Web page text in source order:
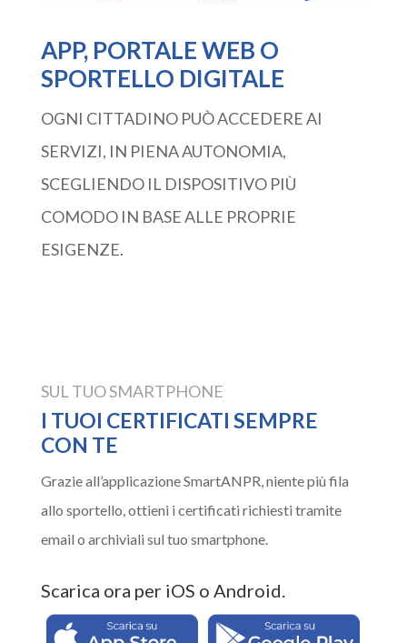
APP, PORTALE WEB O
SPORTELLO DIGITALE
OGNI CITTADINO PUÒ ACCEDERE AI
SERVIZI, IN PIENA AUTONOMIA,
SCEGLIENDO IL DISPOSITIVO PIÙ
COMODO IN BASE ALLE PROPRIE
ESIGENZE.
SUL TUO SMARTPHONE
I TUOI CERTIFICATI SEMPRE
CON TE
Grazie all’applicazione SmartANPR, niente più fila
allo sportello, ottieni i certificati richiesti tramite
email o archiviali sul tuo smartphone.
Scarica ora per iOS o Android.